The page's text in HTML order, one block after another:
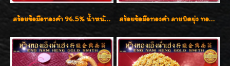
สร้อยข้อมือทองคำ 96.5% น้ำหนัก 2 บาท หน้ากว้าง 27 มิล กว้างเต็มข้อมือค่ะ สร้อยข้อมือทองคำ ลายบิดยุ่ง ทองคำ 96.5% น้ำหนัก 3 บาท สวยน่าสะสมค่ะ